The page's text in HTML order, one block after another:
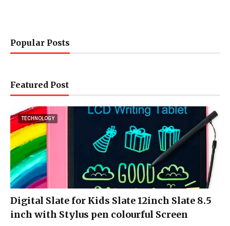
Popular Posts
Featured Post
TECHNOLOGY
Digital Slate for Kids Slate 12inch Slate 8.5
inch with Stylus pen colourful Screen